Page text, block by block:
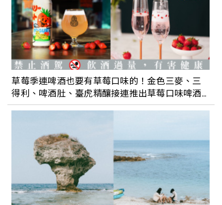
草莓季連啤酒也要有草莓口味的！金色三麥、三
得利、啤酒肚、臺虎精釀接連推出草莓口味啤酒
與氣泡酒